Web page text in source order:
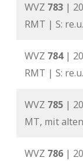
WVZ 783 |
RMT | S:
WVZ 784 |
RMT | S:
WVZ 785 |
MT, mit
WVZ 786 |